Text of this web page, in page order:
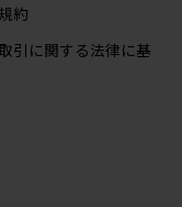
約
引に関する法律に基